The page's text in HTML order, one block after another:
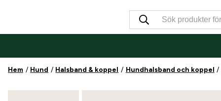
Hem Hund Halsband & koppel Hundhalsband och koppel